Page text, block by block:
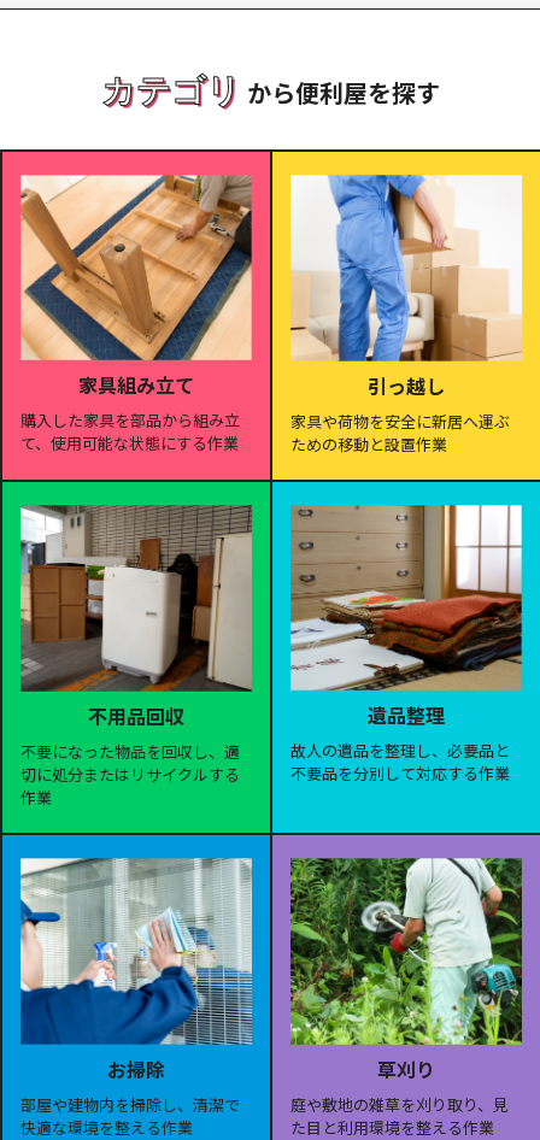
カテゴリ から便利屋を探す
家具組み立て
購入した家具を部品から組み立
て、使用可能な状態にする作業
引っ越し
家具や荷物を安全に新居へ運ぶ
ための移動と設置作業
不用品回収
不要になった物品を回収し、適
切に処分またはリサイクルする
作業
遺品整理
故人の遺品を整理し、必要品と
不要品を分別して対応する作業
お掃除
部屋や建物内を掃除し、清潔で
快適な環境を整える作業
草刈り
庭や敷地の雑草を刈り取り、見
た目と利用環境を整える作業